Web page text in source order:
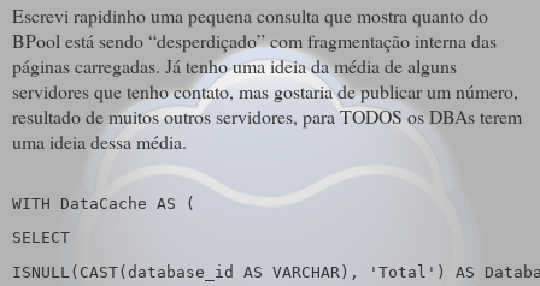
Escrevi rapidinho uma pequena consulta que mostra quanto do
BPool está sendo “desperdiçado” com fragmentação interna das
páginas carregadas. Já tenho uma ideia da média de alguns
servidores que tenho contato, mas gostaria de publicar um número,
resultado de muitos outros servidores, para TODOS os DBAs terem
uma ideia dessa média.
WITH DataCache AS (
SELECT
ISNULL( CAST(database_id AS VARCHAR ), 'Total' ) AS